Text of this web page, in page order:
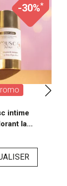
-30%*
intime
la...